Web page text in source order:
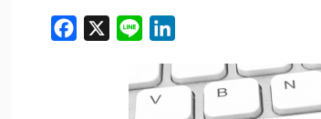
Facebook
X Line